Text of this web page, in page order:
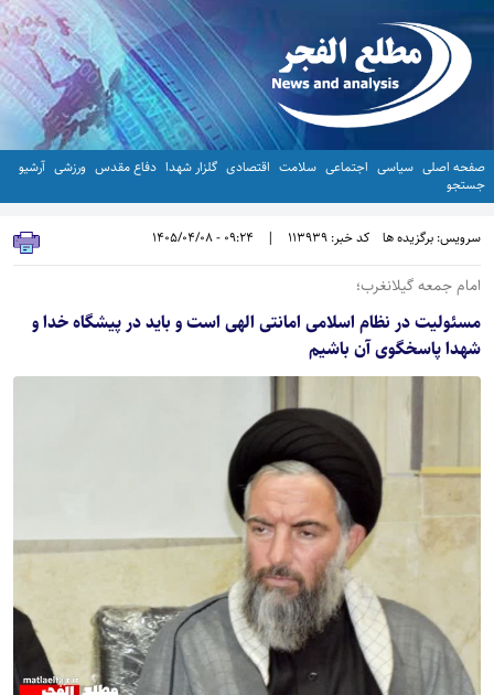
صفحه اصلی سیاسی اجتماعی سلامت اقتصادی گلزار شهدا دفاع مقدس ورزشی آرشیو
جستجو
سرویس: برگزیده ها کد خبر: 113939 |
09:24 - 1405/04/08
امام جمعه گیلانغرب؛
مسئولیت در نظام اسلامی امانتی الهی است و باید در پیشگاه خدا و
شهدا پاسخگوی آن باشیم